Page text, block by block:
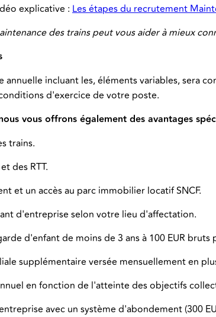
explicative : Les étapes du recrutement
des trains peut vous aider à mieux
incluant les, éléments variables, sera
d'exercice de votre poste.
vous offrons également des avantages
trains.
des RTT.
et un accès au parc immobilier locatif SNCF.
d'entreprise selon votre lieu d'affectation.
d'enfant de moins de 3 ans à 100 EUR bruts
supplémentaire versée mensuellement en
en fonction de l'atteinte des objectifs
avec un système d'abondement (300